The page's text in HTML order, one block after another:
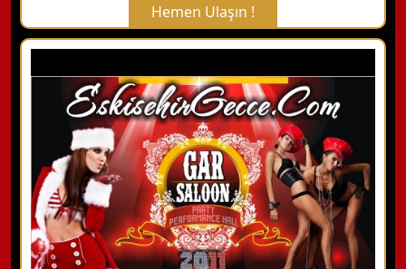
Hemen Ulaşın !
X Kapat
WhatsApp ile Bilgi Alın
Hemen Arayın
Detaylı Bilgi Alın